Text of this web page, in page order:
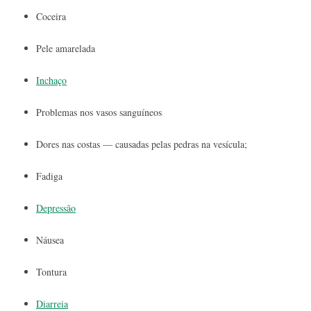
Coceira
Pele amarelada
Inchaço
Problemas nos vasos sanguíneos
Dores nas costas — causadas pelas pedras na vesícula;
Fadiga
Depressão
Náusea
Tontura
Diarreia